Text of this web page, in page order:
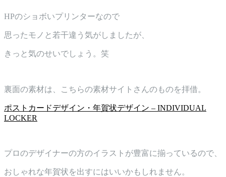
HPのショボいプリンターなので
思ったモノと若干違う気がしましたが、
きっと気のせいでしょう。笑
裏面の素材は、こちらの素材サイトさんのものを拝借。
ポストカードデザイン・年賀状デザイン – INDIVIDUAL
LOCKER
プロのデザイナーの方のイラストが豊富に揃っているので、
おしゃれな年賀状を出すにはいいかもしれません。